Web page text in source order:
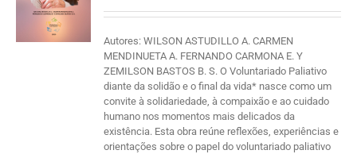
Autores: WILSON ASTUDILLO A. CARMEN
MENDINUETA A. FERNANDO CARMONA E. Y
ZEMILSON BASTOS B. S. O Voluntariado Paliativo
diante da solidão e o final da vida* nasce como um
convite à solidariedade, à compaixão e ao cuidado
humano nos momentos mais delicados da
existência. Esta obra reúne reflexões, experiências e
orientações sobre o papel do voluntariado paliativo